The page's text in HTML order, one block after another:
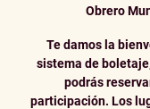
Obrero
Te damos la
sistema de
podrás
participación. Los